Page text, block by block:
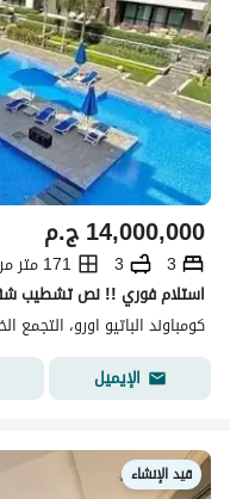
ج.م14,000,000
3
3
171 متر مربع
كومباوند الباتيو اورو،
الإيميل
قيد الإنشاء